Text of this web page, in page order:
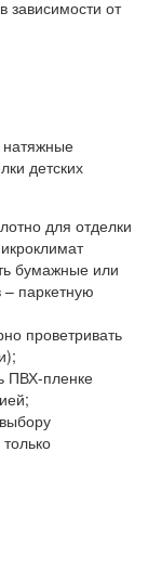
зависимости от
натяжные
детских
для отделки
бумажные или
паркетную
проветривать
ПВХ-пленке